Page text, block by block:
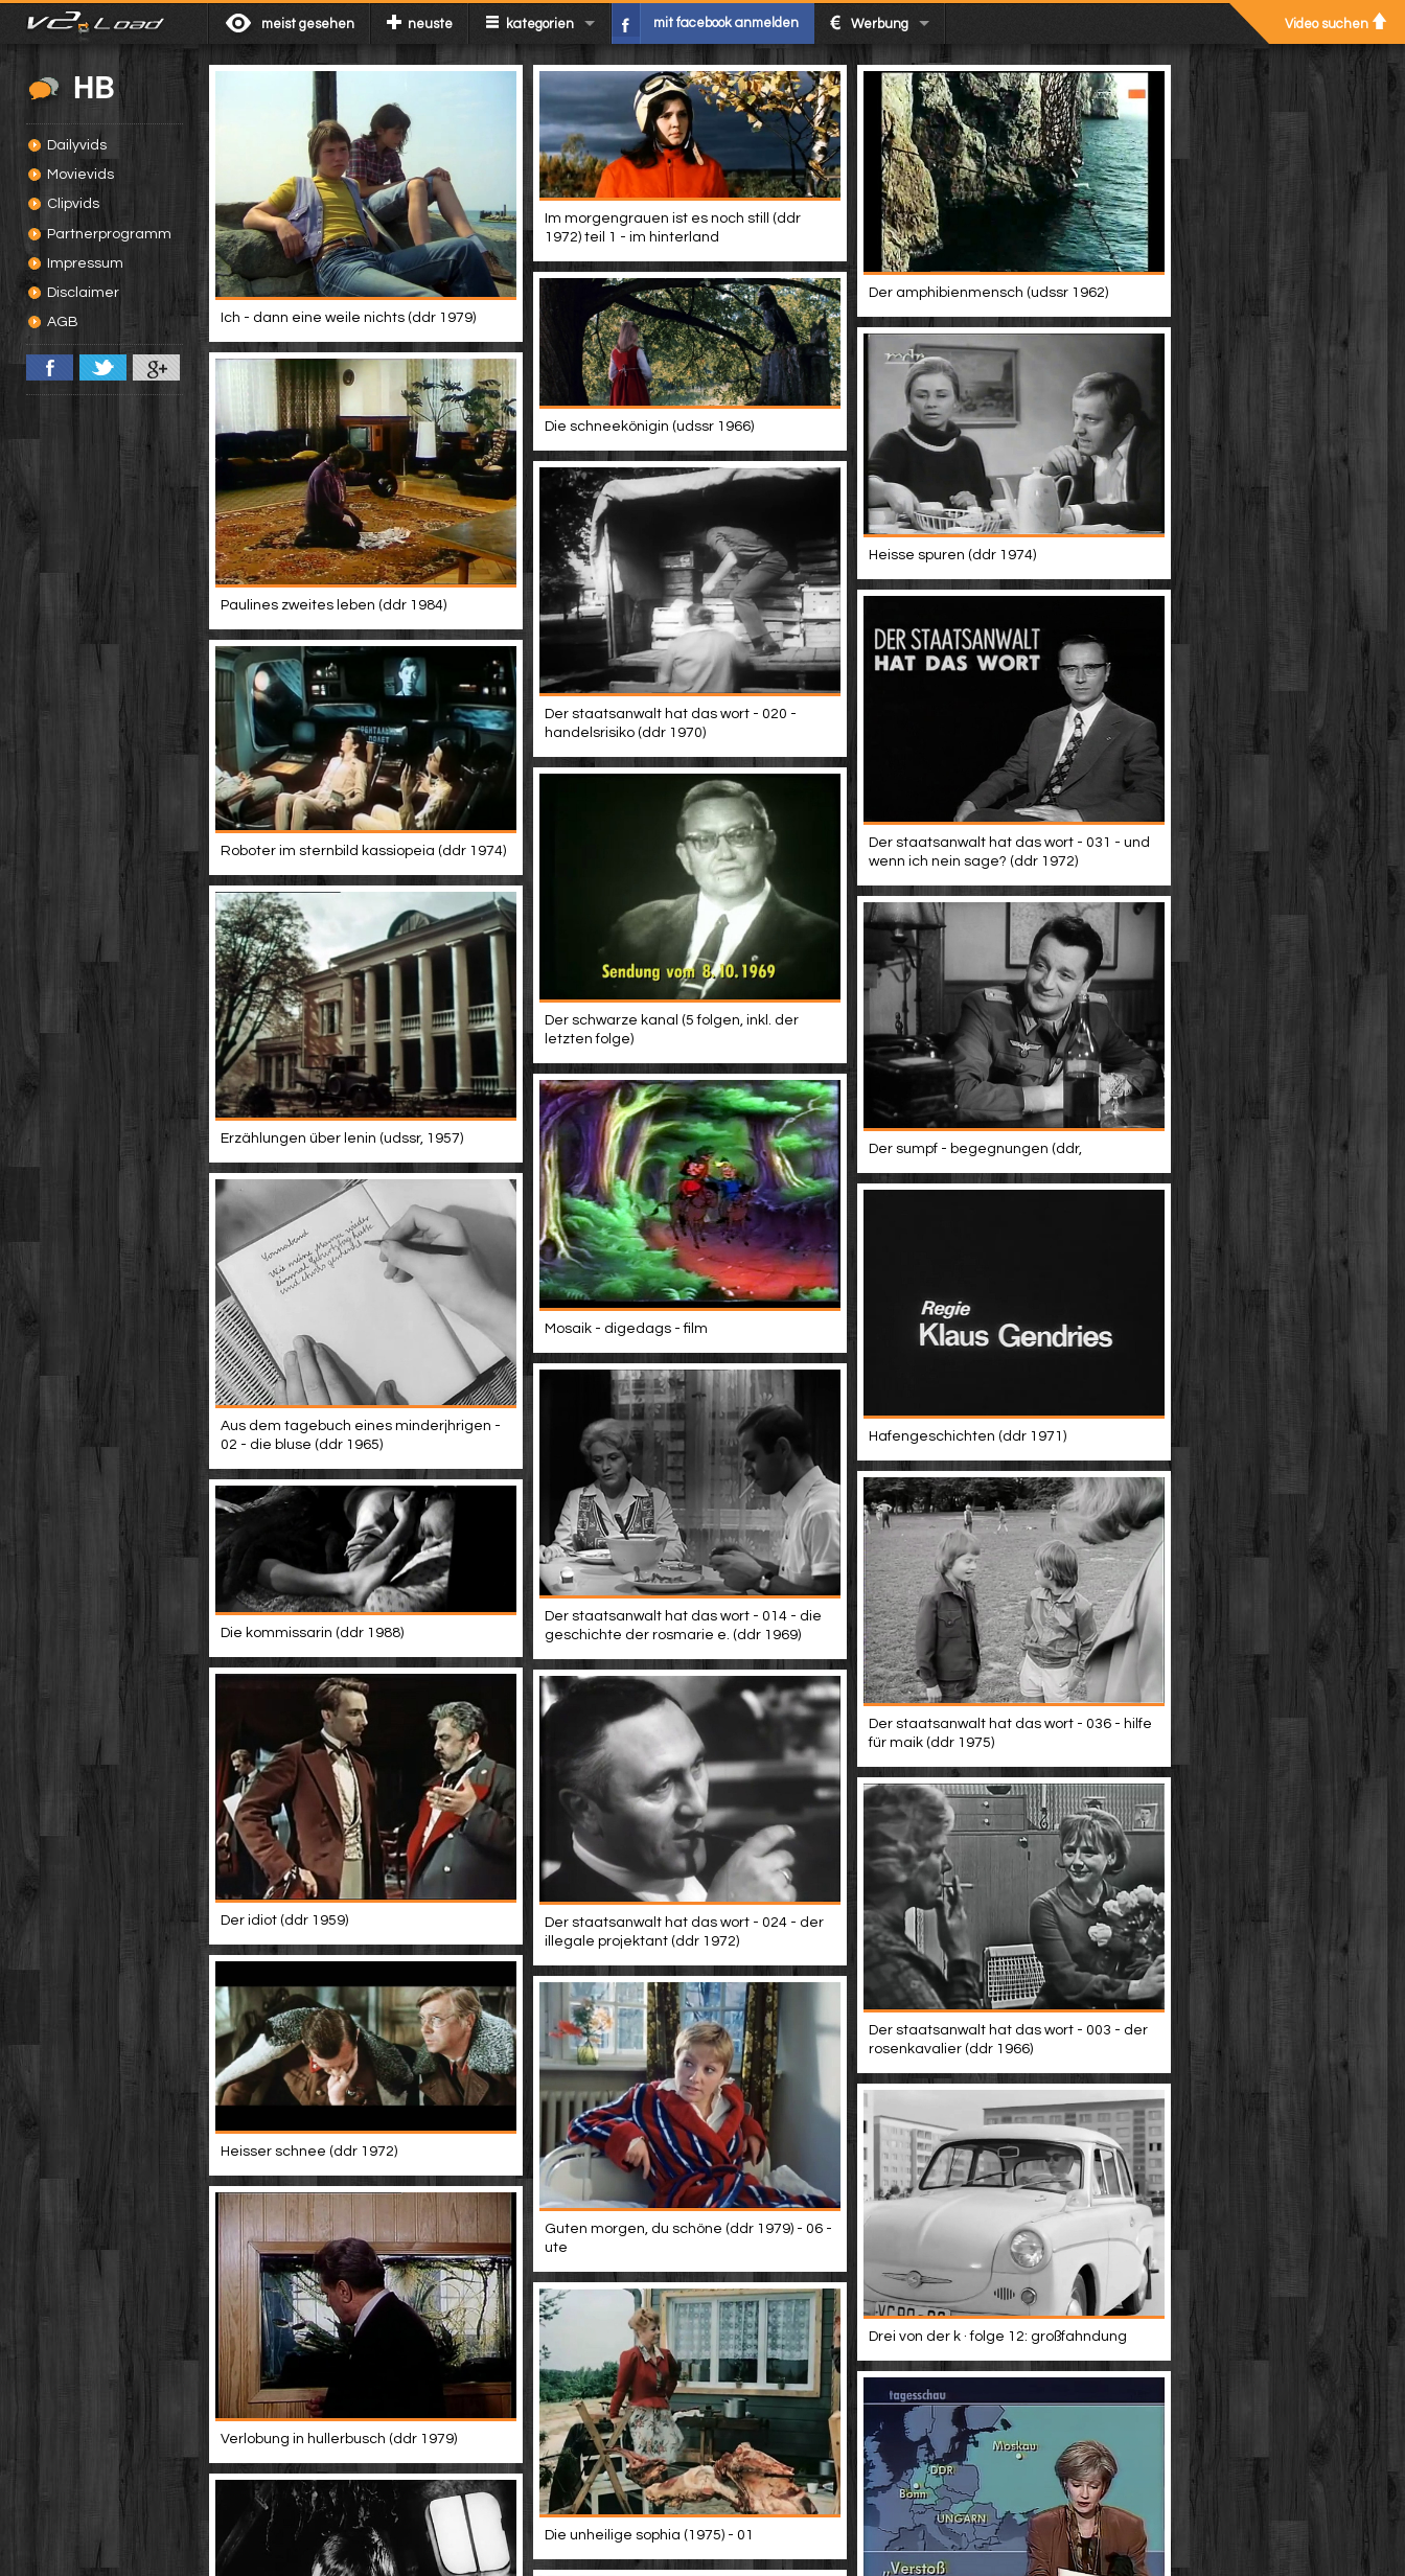
meist gesehen neuste kategorien mit facebook anmelden Werbung Video suchen
HB
Dailyvids
Movievids
Clipvids
Partnerprogramm
Impressum
Disclaimer
AGB Ich - dann eine weile nichts (ddr 1979)
Im morgengrauen ist es noch still (ddr
1972) teil 1 - im hinterland
Der amphibienmensch (udssr 1962)
Die schneekönigin (udssr 1966)
Heisse spuren (ddr 1974)
Paulines zweites leben (ddr 1984)
Der staatsanwalt hat das wort - 020 -
handelsrisiko (ddr 1970)
Der staatsanwalt hat das wort - 031 - und
wenn ich nein sage? (ddr 1972)
Roboter im sternbild kassiopeia (ddr 1974)
Der schwarze kanal (5 folgen, inkl. der
letzten folge)
Erzählungen über lenin (udssr, 1957)
Der sumpf - begegnungen (ddr,
Mosaik - digedags - film
Aus dem tagebuch eines minderjhrigen -
02 - die bluse (ddr 1965)
Hafengeschichten (ddr 1971)
Der staatsanwalt hat das wort - 014 - die
geschichte der rosmarie e. (ddr 1969)
Der staatsanwalt hat das wort - 036 - hilfe
für maik (ddr 1975)
Die kommissarin (ddr 1988)
Der idiot (ddr 1959)
Der staatsanwalt hat das wort - 024 - der
illegale projektant (ddr 1972)
Der staatsanwalt hat das wort - 003 - der
rosenkavalier (ddr 1966)
Heisser schnee (ddr 1972)
Guten morgen, du schöne (ddr 1979) - 06 -
ute
Drei von der k · folge 12: großfahndung
Verlobung in hullerbusch (ddr 1979)
Die unheilige sophia (1975) - 01